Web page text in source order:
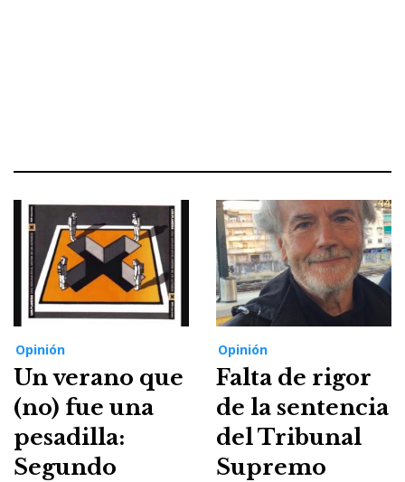
Opinión
Un verano que
(no) fue una
pesadilla:
Segundo
Opinión
Falta de rigor
de la sentencia
del Tribunal
Supremo